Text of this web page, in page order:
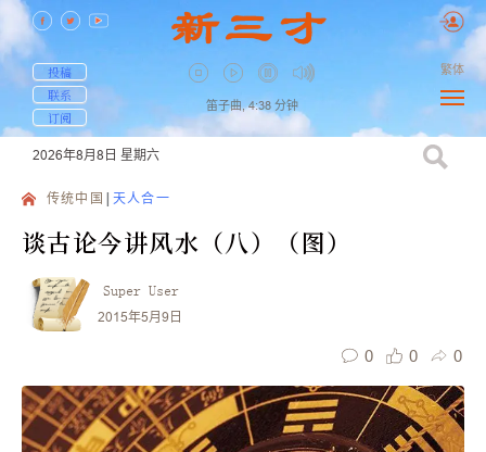
投稿
联系
订阅
笛子曲, 4:38 分钟
繁体
2026年8月8日 星期六
传统中国 天人合一
谈古论今讲风水（八）（图）
Super User
2015年5月9日
0 0 0